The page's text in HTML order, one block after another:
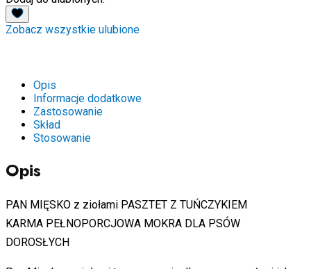
Mokra
karma
dla
-
400
g
Zobacz wszystkie ulubione
Opis
Informacje dodatkowe
Zastosowanie
Skład
Stosowanie
Opis
PAN MIĘSKO z ziołami PASZTET Z TUŃCZYKIEM
KARMA PEŁNOPORCJOWA MOKRA DLA PSÓW
DOROSŁYCH